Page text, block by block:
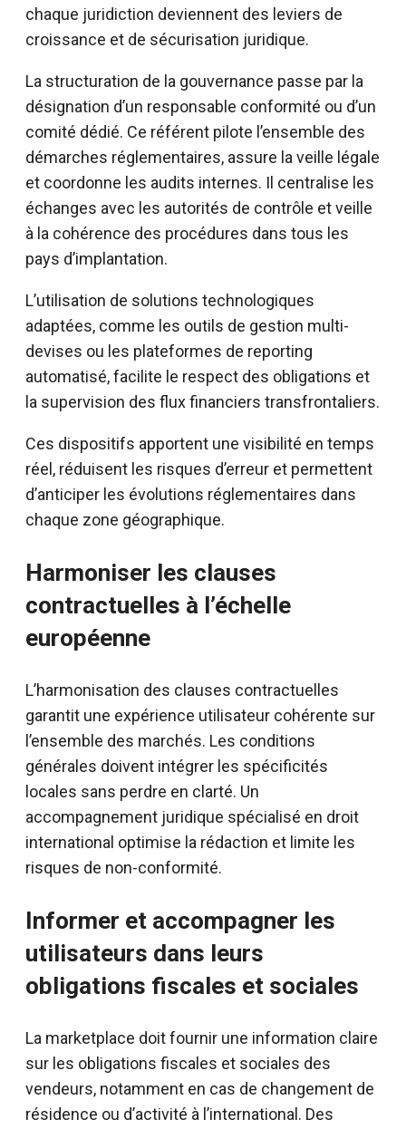
chaque juridiction deviennent des leviers de
croissance et de sécurisation juridique.
La structuration de la gouvernance passe par la
désignation d’un responsable conformité ou d’un
comité dédié. Ce référent pilote l’ensemble des
démarches réglementaires, assure la veille légale
et coordonne les audits internes. Il centralise les
échanges avec les autorités de contrôle et veille
à la cohérence des procédures dans tous les
pays d’implantation.
L’utilisation de solutions technologiques
adaptées, comme les outils de gestion multi-
devises ou les plateformes de reporting
automatisé, facilite le respect des obligations et
la supervision des flux financiers transfrontaliers.
Ces dispositifs apportent une visibilité en temps
réel, réduisent les risques d’erreur et permettent
d’anticiper les évolutions réglementaires dans
chaque zone géographique.
Harmoniser les clauses
contractuelles à l’échelle
européenne
L’harmonisation des clauses contractuelles
garantit une expérience utilisateur cohérente sur
l’ensemble des marchés. Les conditions
générales doivent intégrer les spécificités
locales sans perdre en clarté. Un
accompagnement juridique spécialisé en droit
international optimise la rédaction et limite les
risques de non-conformité.
Informer et accompagner les
utilisateurs dans leurs
obligations fiscales et sociales
La marketplace doit fournir une information claire
sur les obligations fiscales et sociales des
vendeurs, notamment en cas de changement de
résidence ou d’activité à l’international. Des